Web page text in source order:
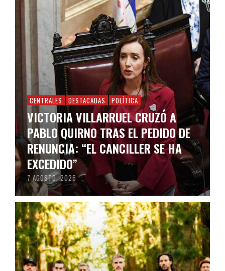
CENTRALES DESTACADAS POLÍTICA
VICTORIA VILLARRUEL CRUZÓ A
PABLO QUIRNO TRAS EL PEDIDO DE
RENUNCIA: “EL CANCILLER SE HA
EXCEDIDO”
7 AGOSTO, 2026